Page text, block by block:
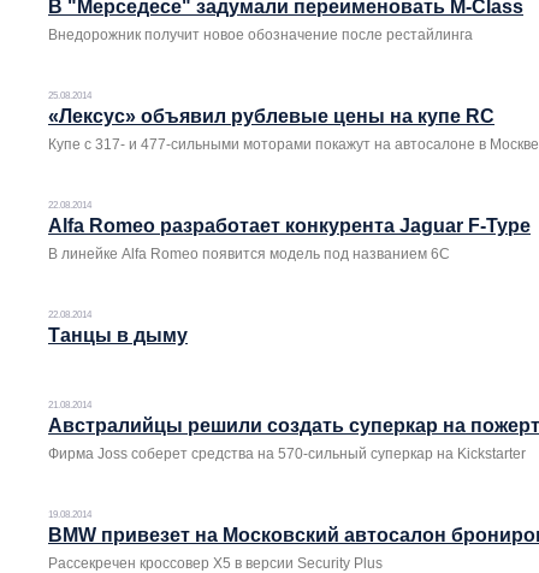
В "Мерседесе" задумали переименовать M-Class
Внедорожник получит новое обозначение после рестайлинга
25.08.2014
«Лексус» объявил рублевые цены на купе RC
Купе с 317- и 477-сильными моторами покажут на автосалоне в Москве
22.08.2014
Alfa Romeo разработает конкурента Jaguar F-Type
В линейке Alfa Romeo появится модель под названием 6C
22.08.2014
Танцы в дыму
21.08.2014
Австралийцы решили создать суперкар на
Фирма Joss соберет средства на 570-сильный суперкар на Kickstarter
19.08.2014
BMW привезет на Московский автосалон
Рассекречен кроссовер X5 в версии Security Plus